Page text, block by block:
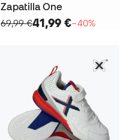
Zapatilla One
69,99 €41,99 €−40%